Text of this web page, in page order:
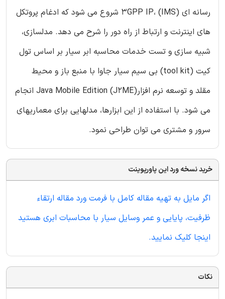
رسانه ای 3GPP IP، (IMS) شروع می شود که ادغام پروتکل
های اینترنت و ارتباط از راه دور را شرح می دهد. مدلسازی،
شبیه سازی و تست خدمات محاسبه ابر سیار بر اساس تول
کیت (tool kit) بی سیم سیار جاوا با منبع باز و محیط
مقلد و توسعه نرم افزارJava Mobile Edition (J2ME) انجام
می شود. با استفاده از این ابزارها، مدلهایی برای معماریهای
سرور و مشتری می توان طراحی نمود.
خرید نسخه ورد این پاورپوینت
اگر مایل به تهیه مقاله کامل با فرمت ورد مقاله ارتقاء
ظرفیت، پایایی و عمر وسایل سیار با محاسبات ابری هستید
اینجا کلیک نمایید.
نکات